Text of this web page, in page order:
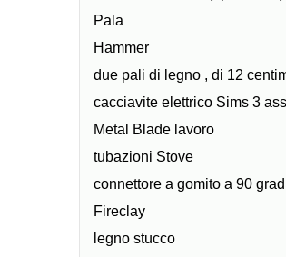
Pala
Hammer
due pali di legno , di 12
cacciavite elettrico Sims 3
Metal Blade lavoro
tubazioni Stove
connettore a gomito a 90
Fireclay
legno stucco